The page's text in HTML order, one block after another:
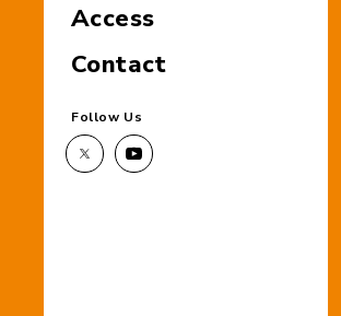
Access
Contact
Follow Us